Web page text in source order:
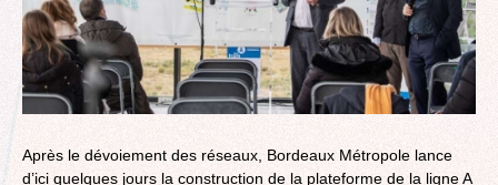
Après le dévoiement des réseaux, Bordeaux Métropole lance
d’ici quelques jours la construction de la plateforme de la ligne A